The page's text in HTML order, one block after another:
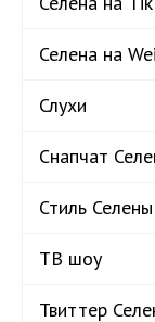
Селена на
Слухи
Снапчат
Стиль Селены
ТВ шоу
Твиттер